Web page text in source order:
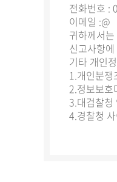
전화번호 :
이메일 :@
귀하께서
신고사항
기타 개인
1.개인분
2.정보보
3.대검찰
4.경찰청